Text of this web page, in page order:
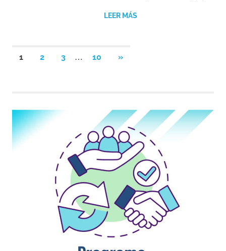
LEER MÁS
Navegación
1 2 3 … 10
SIGUIENTES
»